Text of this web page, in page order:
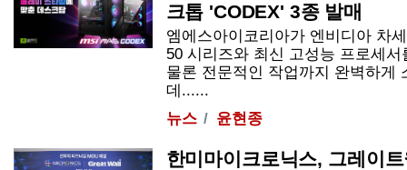
크톱 'CODEX' 3종 발매
엠에스아이코리아가 엔비디아 차
50 시리즈와 최신 고성능 프로세
물론 전문적인 작업까지 완벽하게
데......
뉴스
윤현종
한미마이크로닉스, 그레이